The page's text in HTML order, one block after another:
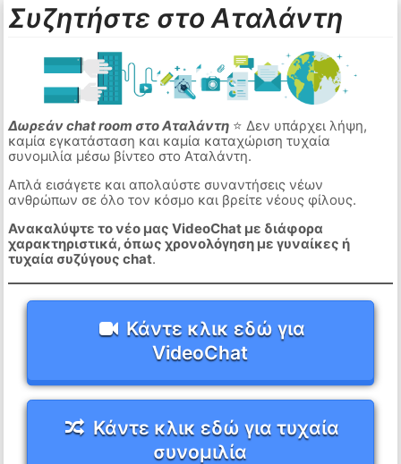
Συζητήστε στο Αταλάντη
Δωρεάν chat room στο Αταλάντη⭐ Δεν υπάρχει λήψη,
καμία εγκατάσταση και καμία καταχώριση τυχαία
συνομιλία μέσω βίντεο στο Αταλάντη.
Απλά εισάγετε και απολαύστε συναντήσεις νέων
ανθρώπων σε όλο τον κόσμο και βρείτε νέους φίλους.
Ανακαλύψτε το νέο μας VideoChat με διάφορα
χαρακτηριστικά, όπως χρονολόγηση με γυναίκες ή
τυχαία συζύγους chat.
Κάντε κλικ εδώ για
VideoChat
Κάντε κλικ εδώ για τυχαία
συνομιλία